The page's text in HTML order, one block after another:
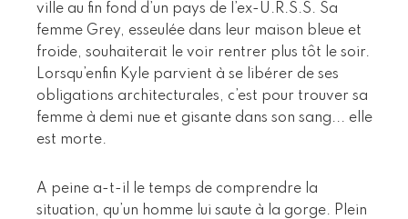
ville au fin fond d’un pays de l’ex-U.R.S.S. Sa
femme Grey, esseulée dans leur maison bleue et
froide, souhaiterait le voir rentrer plus tôt le soir.
Lorsqu’enfin Kyle parvient à se libérer de ses
obligations architecturales, c’est pour trouver sa
femme à demi nue et gisante dans son sang... elle
est morte.
A peine a-t-il le temps de comprendre la
situation, qu’un homme lui saute à la gorge. Plein